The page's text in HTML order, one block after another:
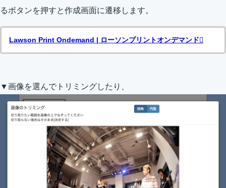
るボタンを押すと作成画面に遷移します。
Lawson Print Ondemand | ローソンプリントオンデマンド
▼画像を選んでトリミングしたり、